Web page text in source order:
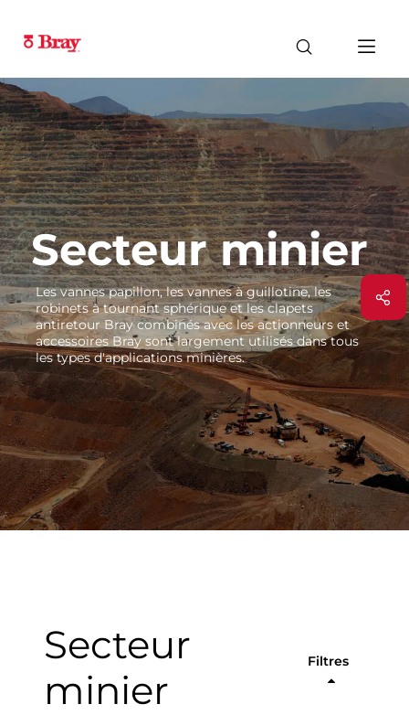
Secteur minier
Les vannes papillon, les vannes à guillotine, les
robinets à tournant sphérique et les clapets
antiretour Bray combinés avec les actionneurs et
accessoires Bray sont largement utilisés dans tous
les types d'applications minières.
Secteur
minier
Filtres